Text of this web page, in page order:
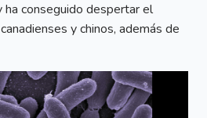
conseguido despertar el
y chinos, además de